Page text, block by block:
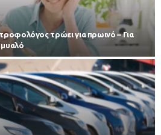
τρώει για πρωινό – Για